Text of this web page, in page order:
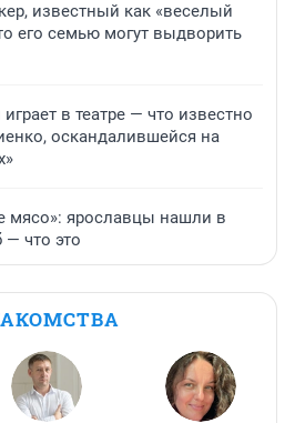
известный как «веселый
его семью могут выдворить
в театре — что известно
оскандалившейся на
мясо»: ярославцы нашли в
что это